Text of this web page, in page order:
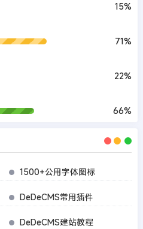
15%
71%
22%
66%
1500+公用字体图标
DeDeCMS常用插件
DeDeCMS建站教程